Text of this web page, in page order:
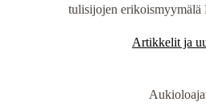
tulisijojen erikoismyymälä
Artikkelit ja